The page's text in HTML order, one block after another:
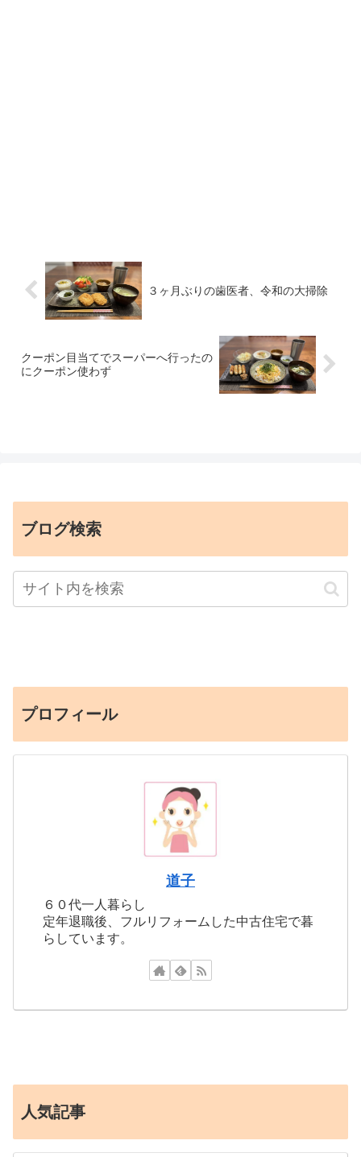
３ヶ月ぶりの歯医者、令和の大掃除
クーポン目当てでスーパーへ行ったの
にクーポン使わず
ブログ検索
プロフィール
道子
６０代一人暮らし
定年退職後、フルリフォームした中古住宅で暮
らしています。
人気記事